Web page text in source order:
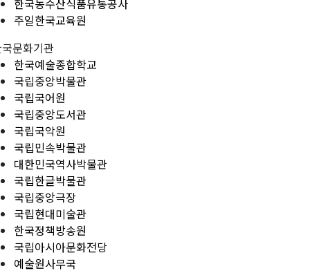
한국농수산식품유통공사
주일한국교육원
문화기관
한국예술종합학교
국립중앙박물관
국립국어원
국립중앙도서관
국립국악원
국립민속박물관
대한민국역사박물관
국립한글박물관
국립중앙극장
국립현대미술관
한국정책방송원
국립아시아문화전당
예술원사무국